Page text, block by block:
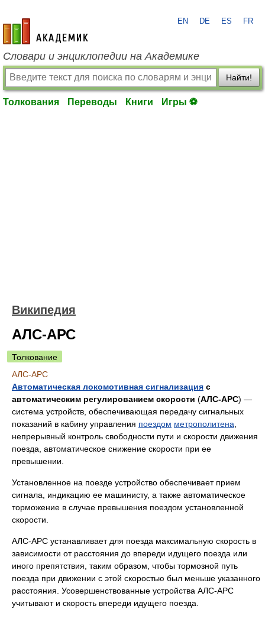
academic.ru
EN DE ES FR
Словари и энциклопедии на Академике
Найти!
Толкования Переводы Книги Игры ⚽
Википедия
АЛС-АРС
Толкование
АЛС-АРС
Автоматическая локомотивная сигнализация с
автоматическим регулированием скорости (АЛС-АРС) —
cистема устройств, обеспечивающая передачу сигнальных
показаний в кабину управления поездом метрополитена
непрерывный контроль свободности пути и скорости движения
поезда, автоматическое снижение скорости при ее
превышении.
Установленное на поезде устройство обеспечивает прием
сигнала, индикацию ее машинисту, а также автоматическое
торможение в случае превышения поездом установленной
скорости.
АЛС-АРС устанавливает для поезда максимальную скорость в
зависимости от расстояния до впереди идущего поезда или
иного препятствия, таким образом, чтобы тормозной путь
поезда при движении с этой скоростью был меньше указанного
расстояния. Усовершенствованные устройства АЛС-АРС
учитывают и скорость впереди идущего поезда.